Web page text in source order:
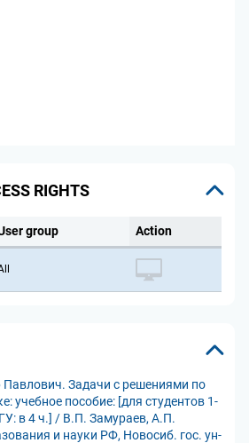
RIGHTS
group Action
Задачи с решениями по
учебное пособие: [для студентов 1-
в 4 ч.] / В.П. Замураев, А.П.
и науки РФ, Новосиб. гос. ун-